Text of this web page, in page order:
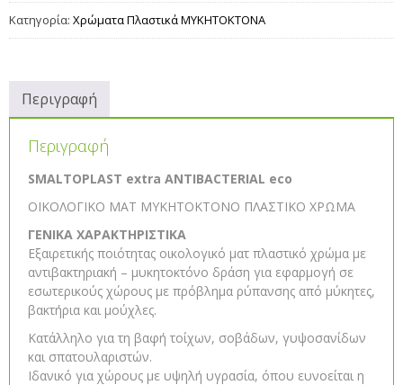
Κατηγορία: Χρώματα Πλαστικά ΜΥΚΗΤΟΚΤΟΝΑ
Περιγραφή
Περιγραφή
SMALTOPLAST extra ANTIBACTERIAL eco
ΟΙΚΟΛΟΓΙΚΟ ΜΑΤ MYKHTOKTONO ΠΛΑΣΤΙΚΟ ΧΡΩΜΑ
ΓΕΝΙΚΑ ΧΑΡΑΚΤΗΡΙΣΤΙΚΑ
Εξαιρετικής ποιότητας οικολογικό ματ πλαστικό χρώμα με
αντιβακτηριακή – μυκητοκτόνο δράση για εφαρμογή σε
εσωτερικούς χώρους με πρόβλημα ρύπανσης από μύκητες,
βακτήρια και μούχλες.
Κατάλληλο για τη βαφή τοίχων, σοβάδων, γυψοσανίδων
και σπατουλαριστών.
Ιδανικό για χώρους με υψηλή υγρασία, όπου ευνοείται η